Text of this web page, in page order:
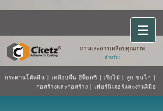
กาวและสารเคลือบคุณภาพ
สำหรับ:
กระดานโต้คลื่น | เคลือบพื้น อีพ็อกซี่ | เรือไม้ | ลูก ขนไก่ |
ก่อสร้างและก่อสร้าง | เฟอร์นิเจอร์และงานฝีมือ